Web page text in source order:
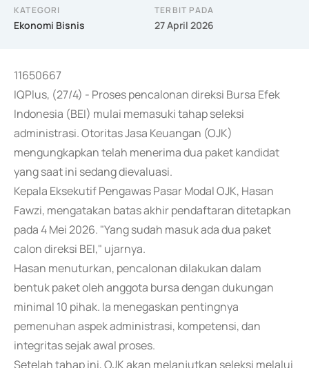
KATEGORI
Ekonomi Bisnis
TERBIT PADA
27 April 2026
11650667
IQPlus, (27/4) - Proses pencalonan direksi Bursa Efek
Indonesia (BEI) mulai memasuki tahap seleksi
administrasi. Otoritas Jasa Keuangan (OJK)
mengungkapkan telah menerima dua paket kandidat
yang saat ini sedang dievaluasi.
Kepala Eksekutif Pengawas Pasar Modal OJK, Hasan
Fawzi, mengatakan batas akhir pendaftaran ditetapkan
pada 4 Mei 2026. "Yang sudah masuk ada dua paket
calon direksi BEI," ujarnya.
Hasan menuturkan, pencalonan dilakukan dalam
bentuk paket oleh anggota bursa dengan dukungan
minimal 10 pihak. Ia menegaskan pentingnya
pemenuhan aspek administrasi, kompetensi, dan
integritas sejak awal proses.
Setelah tahap ini, OJK akan melanjutkan seleksi melalui